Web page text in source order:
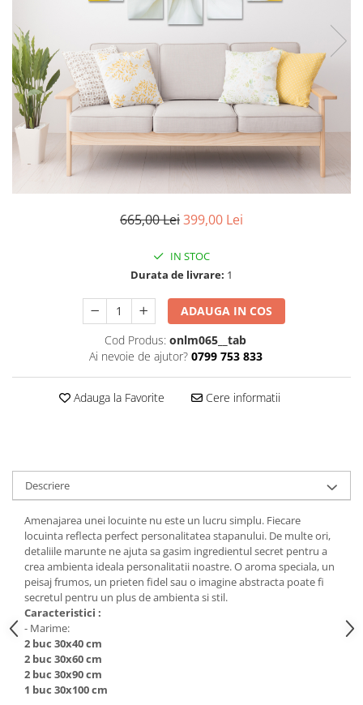
Stickere Oglinzi
Stickere Walplus ™
Artă
Casă
Citate
Copii
Fashion
Modern
Muzică
Oameni
Stickere Colorate
Stickere Walplus ™
Animale
Baby on board
Florale
Motive
Pachete
Pentru femei
Stickere pereche
Stickere imprimate
Copii
Stickere cu efect 3D
Stickere PVC
Panoramică
Peisaje
Plante
Retro
Tablou Canvas personalizabil
Vehicule
665,00 Lei399,00 Lei
IN STOC
Durata de livrare: 1
ADAUGA IN COS
Cod Produs: onlm065__tab
Ai nevoie de ajutor? 0799 753 833
Adauga la Favorite Cere informatii
Descriere
Amenajarea unei locuinte nu este un lucru simplu. Fiecare
locuinta reflecta perfect personalitatea stapanului. De multe ori,
detaliile marunte ne ajuta sa gasim ingredientul secret pentru a
crea ambienta ideala personalitatii noastre. O aroma speciala, un
peisaj frumos, un prieten fidel sau o imagine abstracta poate fi
secretul pentru un plus de ambienta si stil.
Caracteristici :
- Marime:
2 buc 30x40 cm
2 buc 30x60 cm
2 buc 30x90 cm
1 buc 30x100 cm